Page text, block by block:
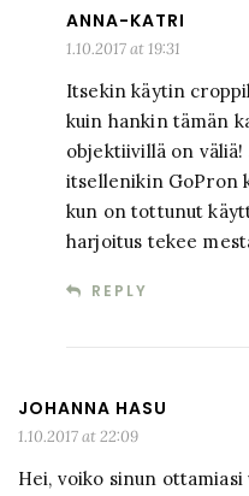
ANNA-KATRI
1.10.2017 at 19:31
Itsekin käytin
kuin hankin tämän
objektiivillä on väliä!
itsellenikin GoPron
kun on tottunut
harjoitus tekee
REPLY
JOHANNA HASU
1.10.2017 at 22:09
Hei, voiko sinun ottamiasi